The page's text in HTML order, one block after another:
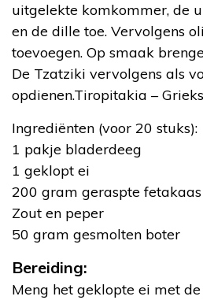
uitgelekte komkommer, de
en de dille toe. Vervolgens
toevoegen. Op smaak
De Tzatziki vervolgens als
opdienen.Tiropitakia –
Ingrediënten (voor 20 stuks):
1 pakje bladerdeeg
1 geklopt ei
200 gram geraspte fetakaas
Zout en peper
50 gram gesmolten boter
Bereiding:
Meng het geklopte ei met